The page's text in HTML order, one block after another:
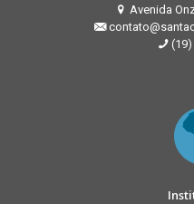
Avenida
(19)